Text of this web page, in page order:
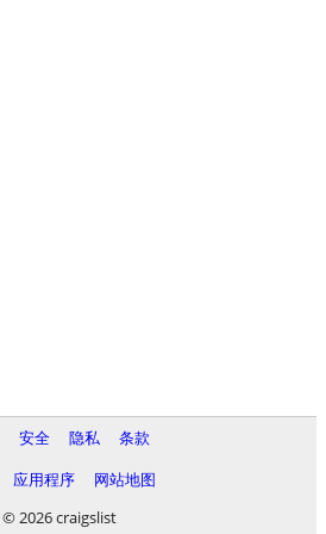
安全 隐私
条款
应用程序
网站地图
© 2026 craigslist